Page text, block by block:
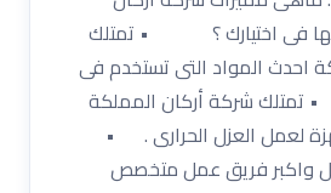
فى اختيارك ؟ • تمتلك
احدث المواد التى تستخدم فى
تمتلك شركة أركان المملكة
لعمل العزل الحرارى . •
واكبر فريق عمل متخصص